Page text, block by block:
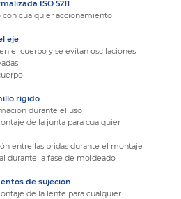
ISO 5211
cualquier accionamiento
eje
el cuerpo y se evitan oscilaciones
rígido
durante el uso
de la junta para cualquier
entre las bridas durante el montaje
durante la fase de moldeado
de sujeción
de la lente para cualquier